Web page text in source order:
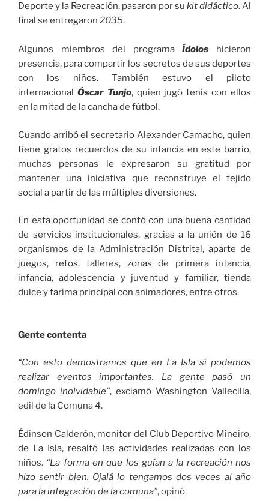
Deporte y la Recreación, pasaron por su kit didáctico. Al
final se entregaron 2035.
Algunos miembros del programaÍdolos hicieron
presencia, para compartir los secretos de sus deportes
con los niños. También estuvo el piloto
internacional Óscar Tunjo, quien jugó tenis con ellos
en la mitad de la cancha de fútbol.
Cuando arribó el secretario Alexander Camacho, quien
tiene gratos recuerdos de su infancia en este barrio,
muchas personas le expresaron su gratitud por
mantener una iniciativa que reconstruye el tejido
social a partir de las múltiples diversiones.
En esta oportunidad se contó con una buena cantidad
de servicios institucionales, gracias a la unión de 16
organismos de la Administración Distrital, aparte de
juegos, retos, talleres, zonas de primera infancia,
infancia, adolescencia y juventud y familiar, tienda
dulce y tarima principal con animadores, entre otros.
Gente contenta
“Con esto demostramos que en La Isla sí podemos
realizar eventos importantes. La gente pasó un
domingo inolvidable”, exclamó Washington Vallecilla,
edil de la Comuna 4.
Édinson Calderón, monitor del Club Deportivo Mineiro,
de La Isla, resaltó las actividades realizadas con los
niños. “La forma en que los guían a la recreación nos
hizo sentir bien. Ojalá lo tengamos dos veces al año
para la integración de la comuna”, opinó.